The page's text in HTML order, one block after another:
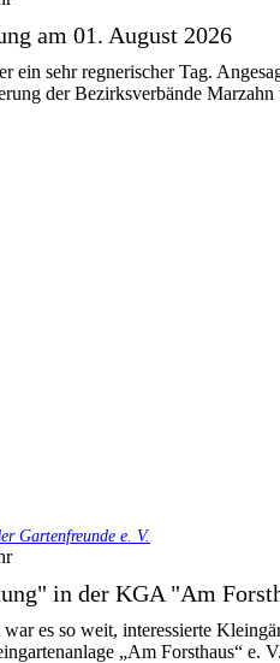
am 01. August 2026
ein sehr regnerischer Tag.
der Bezirksverbände
Gartenfreunde e. V.
in der KGA "Am
es so weit, interessierte
„Am Forsthaus“ e.